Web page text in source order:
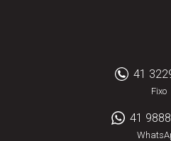
41
Fixo
41